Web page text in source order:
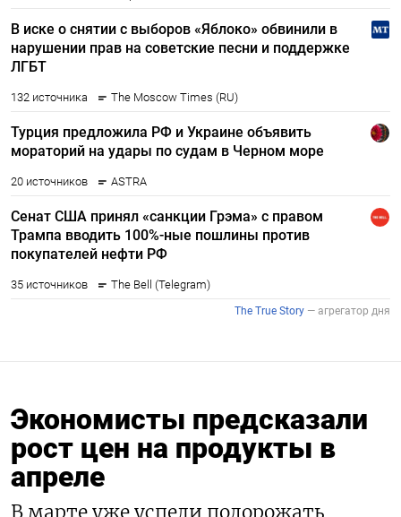
Экономисты предсказали
рост цен на продукты в
апреле